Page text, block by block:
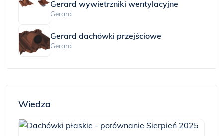
Gerard wywietrzniki wentylacyjne
Gerard
Gerard dachówki przejściowe
Gerard
Wiedza